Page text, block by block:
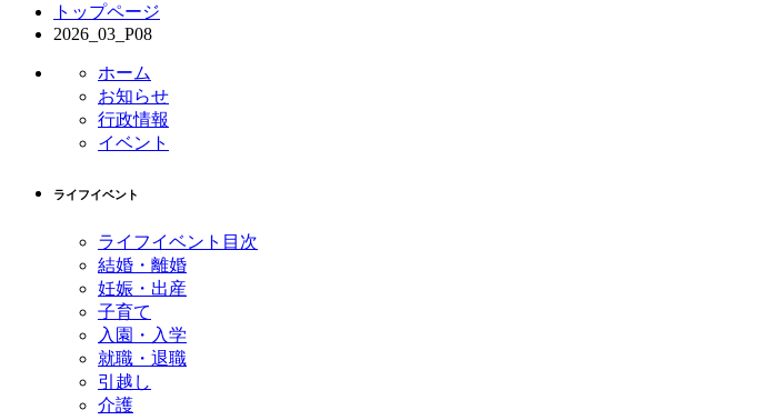
トップページ
2026_03_P08
ホーム
お知らせ
行政情報
イベント
ライフイベント
ライフイベント目次
結婚・離婚
妊娠・出産
子育て
入園・入学
就職・退職
引越し
介護